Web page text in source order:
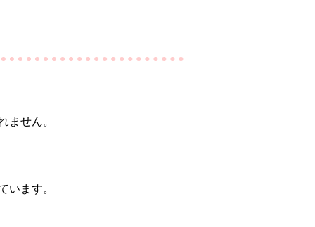
ません。
います。